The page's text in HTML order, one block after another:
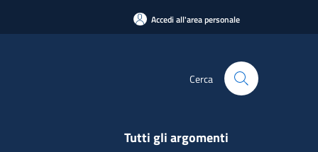
Accedi all'area personale
Cerca
Tutti gli argomenti